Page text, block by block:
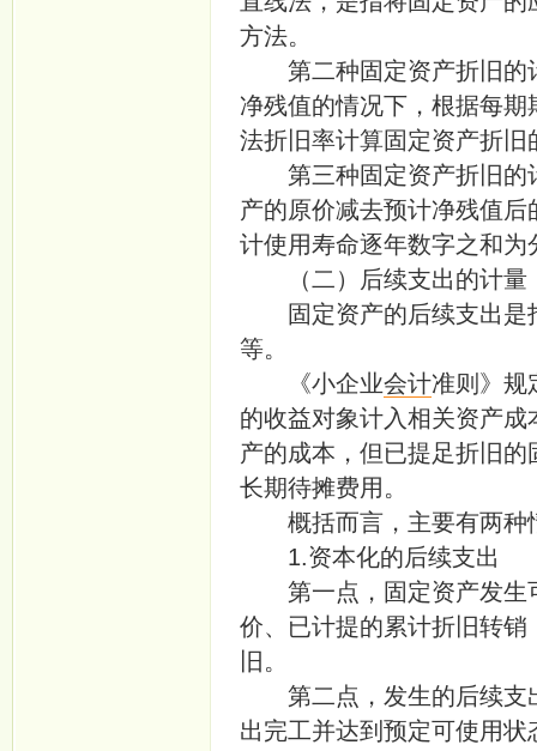
方法。
第二种固定资产折旧的
净残值的情况下，根据每
法折旧率计算固定资产折旧
第三种固定资产折旧的
产的原价减去预计净残值
计使用寿命逐年数字之和
（二）后续支出的计量
固定资产的后续支出是
等。
《小企业会计准则》规
的收益对象计入相关资产
产的成本，但已提足折旧
长期待摊费用。
概括而言，主要有两种
1.资本化的后续支出
第一点，固定资产发生
价、已计提的累计折旧转
旧。
第二点，发生的后续支出
出完工并达到预定可使用